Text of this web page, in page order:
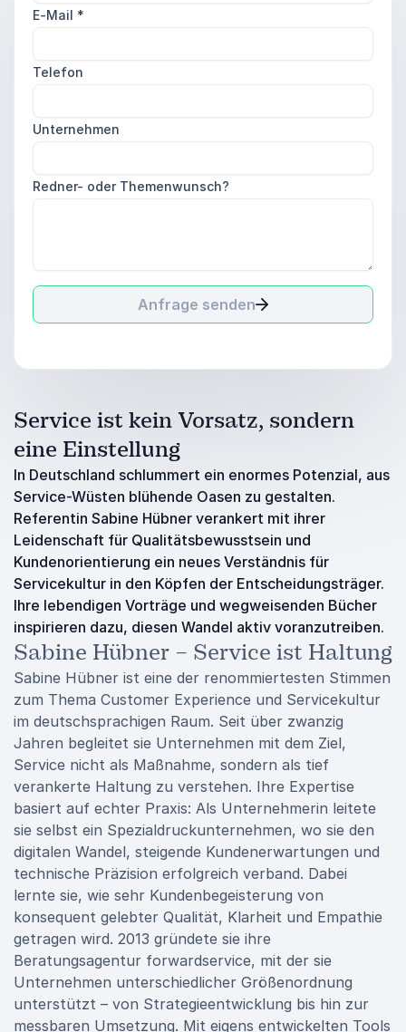
E-Mail *
Telefon
Unternehmen
Redner- oder Themenwunsch?
Anfrage senden
Service ist kein Vorsatz, sondern
eine Einstellung
In Deutschland schlummert ein enormes Potenzial, aus
Service-Wüsten blühende Oasen zu gestalten.
Referentin Sabine Hübner verankert mit ihrer
Leidenschaft für Qualitätsbewusstsein und
Kundenorientierung ein neues Verständnis für
Servicekultur in den Köpfen der Entscheidungsträger.
Ihre lebendigen Vorträge und wegweisenden Bücher
inspirieren dazu, diesen Wandel aktiv voranzutreiben.
Sabine Hübner – Service ist Haltung
Sabine Hübner ist eine der renommiertesten Stimmen
zum Thema Customer Experience und Servicekultur
im deutschsprachigen Raum. Seit über zwanzig
Jahren begleitet sie Unternehmen mit dem Ziel,
Service nicht als Maßnahme, sondern als tief
verankerte Haltung zu verstehen. Ihre Expertise
basiert auf echter Praxis: Als Unternehmerin leitete
sie selbst ein Spezialdruckunternehmen, wo sie den
digitalen Wandel, steigende Kundenerwartungen und
technische Präzision erfolgreich verband. Dabei
lernte sie, wie sehr Kundenbegeisterung von
konsequent gelebter Qualität, Klarheit und Empathie
getragen wird. 2013 gründete sie ihre
Beratungsagentur forwardservice, mit der sie
Unternehmen unterschiedlicher Größenordnung
unterstützt – von Strategieentwicklung bis hin zur
messbaren Umsetzung. Mit eigens entwickelten Tools